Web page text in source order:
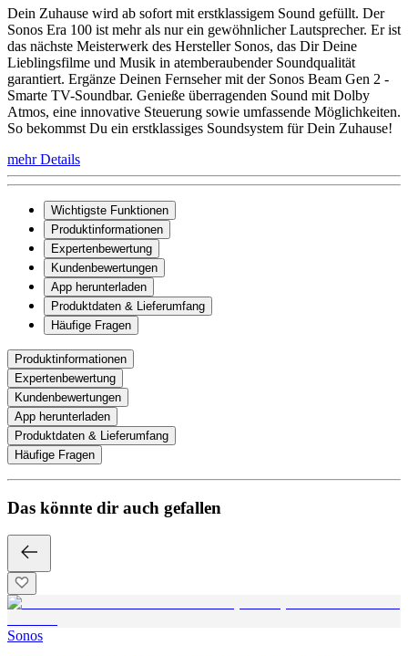
Dein Zuhause wird ab sofort mit erstklassigem Sound gefüllt. Der
Sonos Era 100 ist mehr als nur ein gewöhnlicher Lautsprecher. Er ist
das nächste Meisterwerk des Hersteller Sonos, das Dir Deine
Lieblingsfilme und Musik in atemberaubender Soundqualität
garantiert. Ergänze Deinen Fernseher mit der Sonos Beam Gen 2 -
Smarte TV-Soundbar. Genieße überragenden Sound mit Dolby
Atmos, eine innovative Steuerung sowie umfassende Möglichkeiten.
So bekommst Du ein erstklassiges Soundsystem für Dein Zuhause!
mehr Details
Wichtigste Funktionen
Produktinformationen
Expertenbewertung
Kundenbewertungen
App herunterladen
Produktdaten & Lieferumfang
Häufige Fragen
Produktinformationen
Expertenbewertung
Kundenbewertungen
App herunterladen
Produktdaten & Lieferumfang
Häufige Fragen
Das könnte dir auch gefallen
Sonos